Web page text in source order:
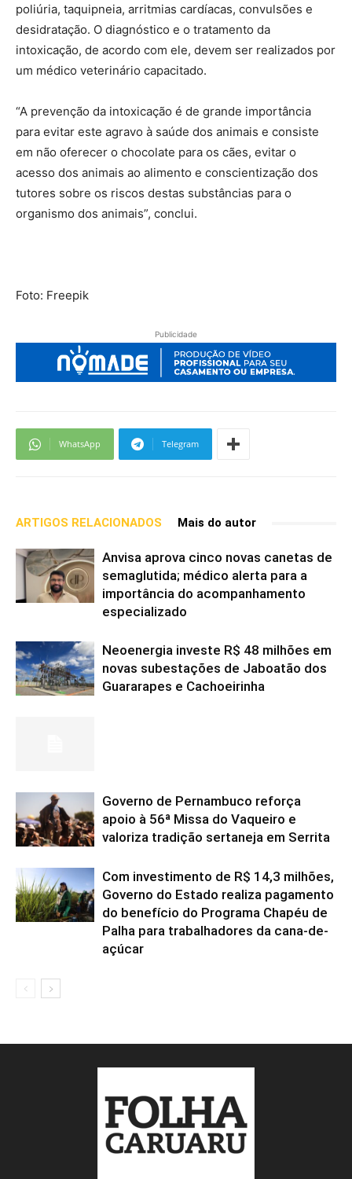
poliúria, taquipneia, arritmias cardíacas, convulsões e
desidratação. O diagnóstico e o tratamento da
intoxicação, de acordo com ele, devem ser realizados por
um médico veterinário capacitado.
“A prevenção da intoxicação é de grande importância
para evitar este agravo à saúde dos animais e consiste
em não oferecer o chocolate para os cães, evitar o
acesso dos animais ao alimento e conscientização dos
tutores sobre os riscos destas substâncias para o
organismo dos animais”, conclui.
Foto: Freepik
Publicidade
WhatsApp Telegram
ARTIGOS RELACIONADOS Mais do autor
Anvisa aprova cinco novas canetas de
semaglutida; médico alerta para a
importância do acompanhamento
especializado
Neoenergia investe R$ 48 milhões em
novas subestações de Jaboatão dos
Guararapes e Cachoeirinha
Governo de Pernambuco reforça
apoio à 56ª Missa do Vaqueiro e
valoriza tradição sertaneja em Serrita
Com investimento de R$ 14,3 milhões,
Governo do Estado realiza pagamento
do benefício do Programa Chapéu de
Palha para trabalhadores da cana-de-
açúcar